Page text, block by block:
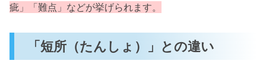
疵」「難点」などが挙げられます。
「短所（たんしょ）」との違い